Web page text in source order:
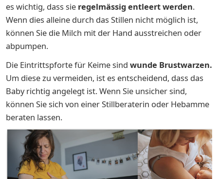
es wichtig, dass sie regelmässig entleert werden.
Wenn dies alleine durch das Stillen nicht möglich ist,
können Sie die Milch mit der Hand ausstreichen oder
abpumpen.
Die Eintrittspforte für Keime sind wunde Brustwarzen.
Um diese zu vermeiden, ist es entscheidend, dass das
Baby richtig angelegt ist. Wenn Sie unsicher sind,
können Sie sich von einer Stillberaterin oder Hebamme
beraten lassen.